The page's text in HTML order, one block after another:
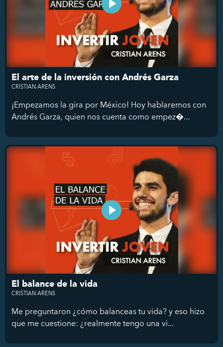
El arte de la inversión con Andrés Garza
CRISTIAN ARENS
¡Empezamos la gira por México! Hoy hablaremos con
Andrés Garza, quien nos cuenta como empez�...
El balance de la vida
CRISTIAN ARENS
Me preguntaron ¿cómo balanceas tu vida? y eso hizo
que me cuestione: ¿realmente tengo una vi...